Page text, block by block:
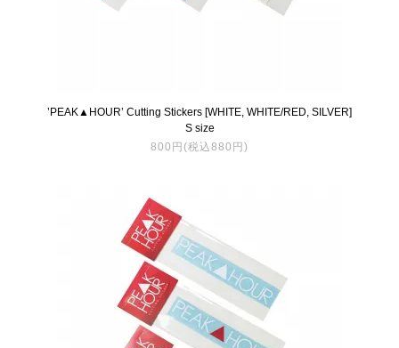
’PEAK▲HOUR’ Cutting Stickers [WHITE, WHITE/RED, SILVER]
S size
800円(税込880円)